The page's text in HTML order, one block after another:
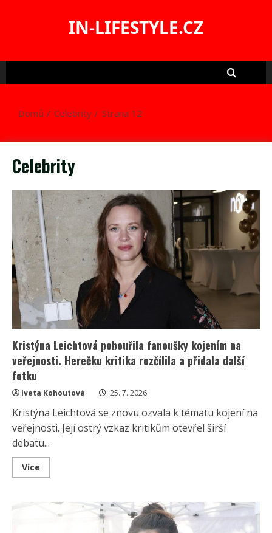
IN-LIFESTYLE.CZ
Domů Celebrity Strana 12
Celebrity
Kristýna Leichtová pobouřila fanoušky kojením na
veřejnosti. Herečku kritika rozčílila a přidala další
fotku
Iveta Kohoutová 25. 7. 2026
Kristýna Leichtová se znovu ozvala k tématu kojení na
veřejnosti. Její ostrý vzkaz kritikům otevřel širší
debatu...
Více
more
Leichtová
fanoušky